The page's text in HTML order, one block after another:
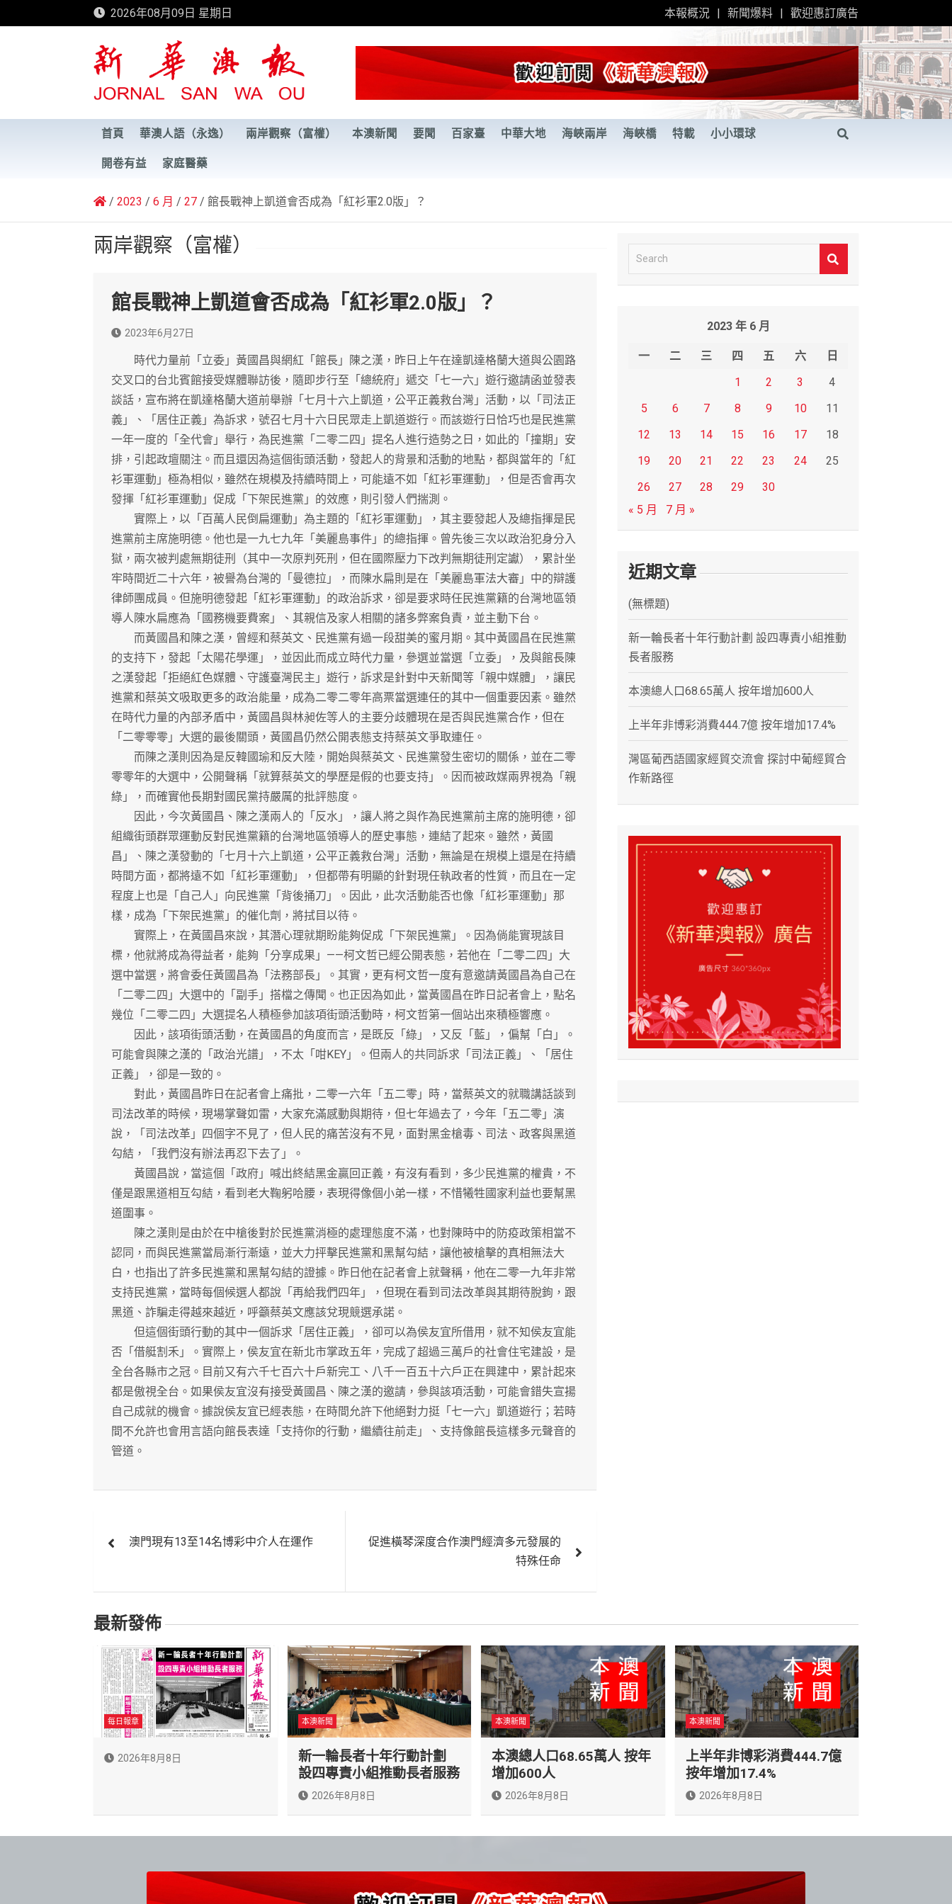
to
2026年08月09日 星期日 本報概況 新聞爆料 歡迎惠訂廣告
新華澳報
首頁 華澳人語（永逸） 兩岸觀察（富權） 本澳新聞 要聞 百家臺 中華大地 海峽兩岸 海峽橋 特載 小小環球
開卷有益 家庭醫藥
2023 6 月 27 館長戰神上凱道會否成為「紅衫軍2.0版」？
兩岸觀察（富權）
館長戰神上凱道會否成為「紅衫軍2.0版」？
2023年6月27日
時代力量前「立委」黃國昌與網紅「館長」陳之漢，昨日上午在達凱達格蘭大道與公園路
交叉口的台北賓館接受媒體聯訪後，隨即步行至「總統府」遞交「七一六」遊行邀請函並發表
談話，宣布將在凱達格蘭大道前舉辦「七月十六上凱道，公平正義救台灣」活動，以「司法正
義」、「居住正義」為訴求，號召七月十六日民眾走上凱道遊行。而該遊行日恰巧也是民進黨
一年一度的「全代會」舉行，為民進黨「二零二四」提名人進行造勢之日，如此的「撞期」安
排，引起政壇關注。而且還因為這個街頭活動，發起人的背景和活動的地點，都與當年的「紅
衫軍運動」極為相似，雖然在規模及持續時間上，可能遠不如「紅衫軍運動」，但是否會再次
發揮「紅衫軍運動」促成「下架民進黨」的效應，則引發人們揣測。
實際上，以「百萬人民倒扁運動」為主題的「紅衫軍運動」，其主要發起人及總指揮是民
進黨前主席施明德。他也是一九七九年「美麗島事件」的總指揮。曾先後三次以政治犯身分入
獄，兩次被判處無期徒刑（其中一次原判死刑，但在國際壓力下改判無期徒刑定讞），累計坐
牢時間近二十六年，被譽為台灣的「曼德拉」，而陳水扁則是在「美麗島軍法大審」中的辯護
律師團成員。但施明德發起「紅衫軍運動」的政治訴求，卻是要求時任民進黨籍的台灣地區領
導人陳水扁應為「國務機要費案」、其親信及家人相關的諸多弊案負責，並主動下台。
而黃國昌和陳之漢，曾經和蔡英文、民進黨有過一段甜美的蜜月期。其中黃國昌在民進黨
的支持下，發起「太陽花學運」，並因此而成立時代力量，參選並當選「立委」，及與館長陳
之漢發起「拒絕紅色媒體、守護臺灣民主」遊行，訴求是針對中天新聞等「親中媒體」，讓民
進黨和蔡英文吸取更多的政治能量，成為二零二零年高票當選連任的其中一個重要因素。雖然
在時代力量的內部矛盾中，黃國昌與林昶佐等人的主要分歧體現在是否與民進黨合作，但在
「二零零零」大選的最後關頭，黃國昌仍然公開表態支持蔡英文爭取連任。
而陳之漢則因為是反韓國瑜和反大陸，開始與蔡英文、民進黨發生密切的關係，並在二零
零零年的大選中，公開聲稱「就算蔡英文的學歷是假的也要支持」。因而被政媒兩界視為「親
綠」，而確實他長期對國民黨持嚴厲的批評態度。
因此，今次黃國昌、陳之漢兩人的「反水」，讓人將之與作為民進黨前主席的施明德，卻
組織街頭群眾運動反對民進黨籍的台灣地區領導人的歷史事態，連結了起來。雖然，黃國
昌」、陳之漢發動的「七月十六上凱道，公平正義救台灣」活動，無論是在規模上還是在持續
時間方面，都將遠不如「紅衫軍運動」，但都帶有明顯的針對現任執政者的性質，而且在一定
程度上也是「自己人」向民進黨「背後捅刀」。因此，此次活動能否也像「紅衫軍運動」那
樣，成為「下架民進黨」的催化劑，將拭目以待。
實際上，在黃國昌來說，其潛心理就期盼能夠促成「下架民進黨」。因為倘能實現該目
標，他就將成為得益者，能夠「分享成果」——柯文哲已經公開表態，若他在「二零二四」大
選中當選，將會委任黃國昌為「法務部長」。其實，更有柯文哲一度有意邀請黃國昌為自己在
「二零二四」大選中的「副手」搭檔之傳聞。也正因為如此，當黃國昌在昨日記者會上，點名
幾位「二零二四」大選提名人積極參加該項街頭活動時，柯文哲第一個站出來積極響應。
因此，該項街頭活動，在黃國昌的角度而言，是既反「綠」，又反「藍」，偏幫「白」。
可能會與陳之漢的「政治光譜」，不太「咁KEY」。但兩人的共同訴求「司法正義」、「居住
正義」，卻是一致的。
對此，黃國昌昨日在記者會上痛批，二零一六年「五二零」時，當蔡英文的就職講話談到
司法改革的時候，現場掌聲如雷，大家充滿感動與期待，但七年過去了，今年「五二零」演
說，「司法改革」四個字不見了，但人民的痛苦沒有不見，面對黑金槍毒、司法、政客與黑道
勾結，「我們沒有辦法再忍下去了」。
黃國昌說，當這個「政府」喊出終結黑金贏回正義，有沒有看到，多少民進黨的權貴，不
僅是跟黑道相互勾結，看到老大鞠躬哈腰，表現得像個小弟一樣，不惜犧牲國家利益也要幫黑
道圍事。
陳之漢則是由於在中槍後對於民進黨消極的處理態度不滿，也對陳時中的防疫政策相當不
認同，而與民進黨當局漸行漸遠，並大力抨擊民進黨和黑幫勾結，讓他被槍擊的真相無法大
白，也指出了許多民進黨和黑幫勾結的證據。昨日他在記者會上就聲稱，他在二零一九年非常
支持民進黨，當時每個候選人都說「再給我們四年」，但現在看到司法改革與其期待脫鉤，跟
黑道、詐騙走得越來越近，呼籲蔡英文應該兌現競選承諾。
但這個街頭行動的其中一個訴求「居住正義」，卻可以為侯友宜所借用，就不知侯友宜能
否「借艇割禾」。實際上，侯友宜在新北市掌政五年，完成了超過三萬戶的社會住宅建設，是
全台各縣市之冠。目前又有六千七百六十戶新完工、八千一百五十六戶正在興建中，累計起來
都是傲視全台。如果侯友宜沒有接受黃國昌、陳之漢的邀請，參與該項活動，可能會錯失宣揚
自己成就的機會。據說侯友宜已經表態，在時間允許下他絕對力挺「七一六」凱道遊行；若時
間不允許也會用言語向館長表達「支持你的行動，繼續往前走」、支持像館長這樣多元聲音的
管道。
章
覽
澳門現有13至14名博彩中介人在運作
促進橫琴深度合作澳門經濟多元發展的
特殊任命
e
2023 年 6 月
一 二 三 四 五 六
日
1
2 3
4
5
6 7 8 9 10
11
12
13 14 15 16 17
18
19
20 21 22 23 24
25
26
27 28 29
30
« 5 月
7 月 »
近期文章
(無標題)
新一輪長者十年行動計劃 設四專責小組推動
長者服務
本澳總人口68.65萬人 按年增加600人
上半年非博彩消費444.7億 按年增加17.4%
灣區葡西語國家經貿交流會 探討中葡經貿合
作新路徑
最新發佈
每日報章
2026年8月8日
本澳新聞
新一輪長者十年行動計劃
設四專責小組推動長者服務
2026年8月8日
本澳新聞
本澳總人口68.65萬人 按年
增加600人
2026年8月8日
本澳新聞
上半年非博彩消費444.7億
按年增加17.4%
2026年8月8日